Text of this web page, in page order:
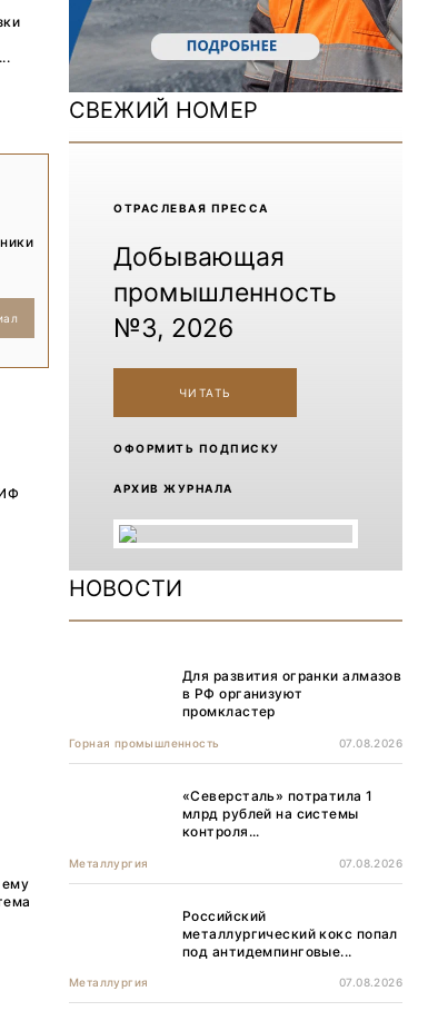
России и Майнинг 2024
World Russia 2024
ему
СВЕЖИЙ НОМЕР
ОТРАCЛЕВАЯ ПРЕССА
Добывающая
промышленность
№3, 2026
ЧИТАТЬ
ОФОРМИТЬ ПОДПИСКУ
АРХИВ ЖУРНАЛА
НОВОСТИ
Для развития огранки алмазов
в РФ организуют
промкластер
Горная промышленность 07.08.2026
«Северсталь» потратила 1
млрд рублей на системы
контроля...
Металлургия 07.08.2026
Российский
металлургический кокс попал
под антидемпинговые...
Металлургия 07.08.2026